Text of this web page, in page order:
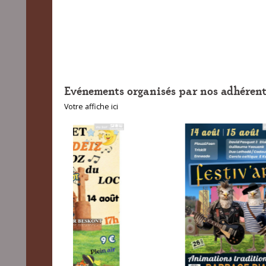
Evénements organisés par nos
Votre affiche ici